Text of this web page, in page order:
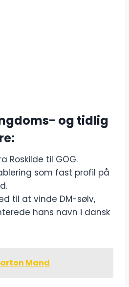
og tidlig
Roskilde til GOG.
som fast profil på
til at vinde DM-sølv,
hans navn i dansk
Mand